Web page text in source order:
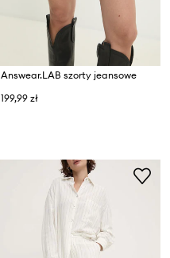
Answear.LAB szorty jeansowe
199,99 zł